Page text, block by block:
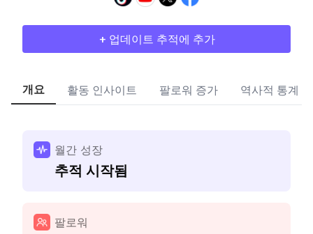
+ 업데이트 추적에 추가
개요 활동 인사이트 팔로워 증가 역사적 통계
월간 성장
추적 시작됨
팔로워